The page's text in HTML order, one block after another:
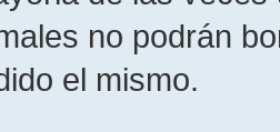
no podrán
el mismo.